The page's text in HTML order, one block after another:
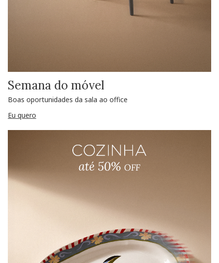
Semana do móvel
Boas oportunidades da sala ao office
Eu quero